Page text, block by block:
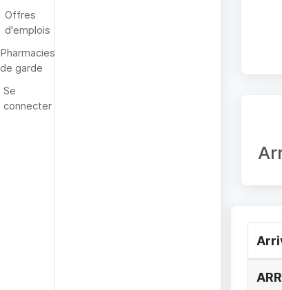
Offres
d'emplois
Pharmacies
de garde
Se
connecter